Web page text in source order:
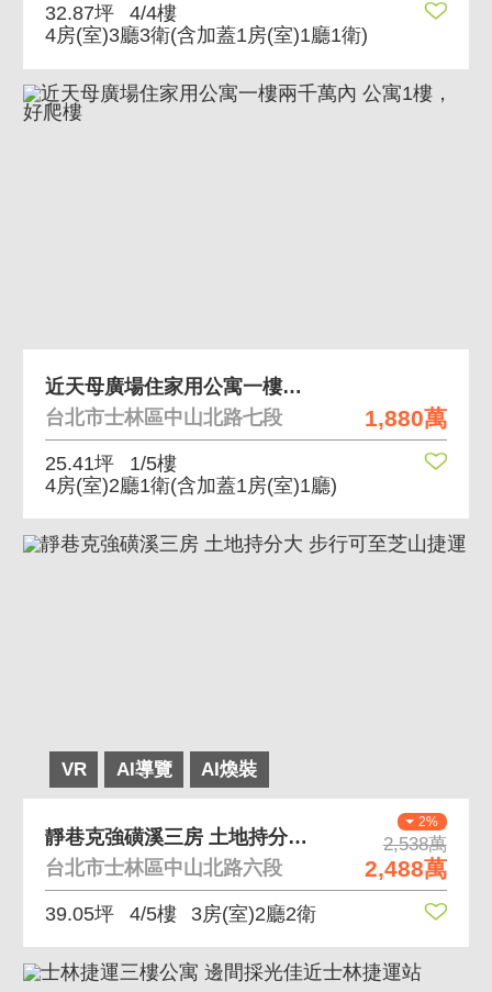
32.87坪
4/4樓
4房(室)3廳3衛(含加蓋1房(室)1廳1衛)
1,880萬
近天母廣場住家用公寓一樓兩千萬內 公寓1樓，好爬樓
台北市士林區中山北路七段
25.41坪
1/5樓
4房(室)2廳1衛(含加蓋1房(室)1廳)
VR AI導覽 AI煥裝
2%
2,538萬
2,488萬
靜巷克強磺溪三房 土地持分大 步行可至芝山捷運
台北市士林區中山北路六段
39.05坪 4/5樓 3房(室)2廳2衛